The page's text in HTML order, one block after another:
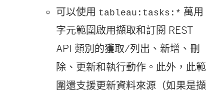
可以使用 tableau:tasks:* 萬用
字元範圍啟用擷取和訂閱 REST
API 類別的獲取/列出、新增、刪
除、更新和執行動作。此外，此範
圍還支援更新資料來源（如果是擷